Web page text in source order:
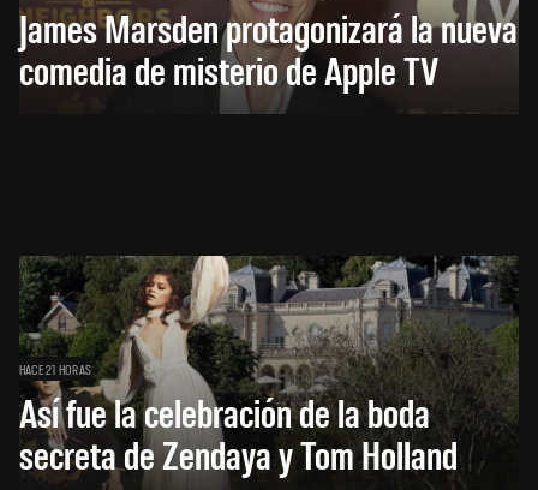
James Marsden protagonizará la nueva
comedia de misterio de Apple TV
HACE 21 HORAS
Así fue la celebración de la boda
secreta de Zendaya y Tom Holland